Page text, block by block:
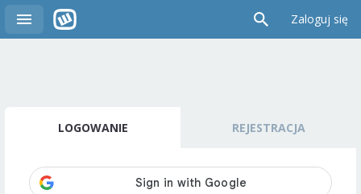
Zaloguj się
LOGOWANIE REJESTRACJA